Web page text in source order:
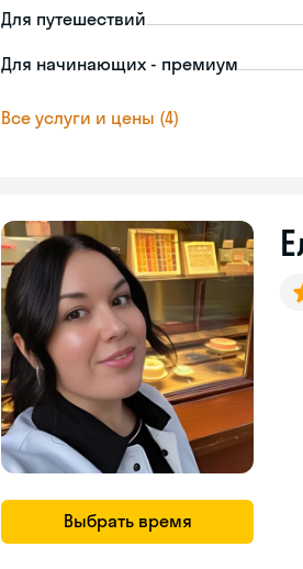
Для путешествий
Для начинающих - премиум
Все услуги и цены (4)
Выбрать время